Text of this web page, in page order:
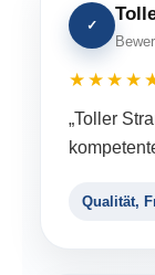
✓
„Toller
Qualität,